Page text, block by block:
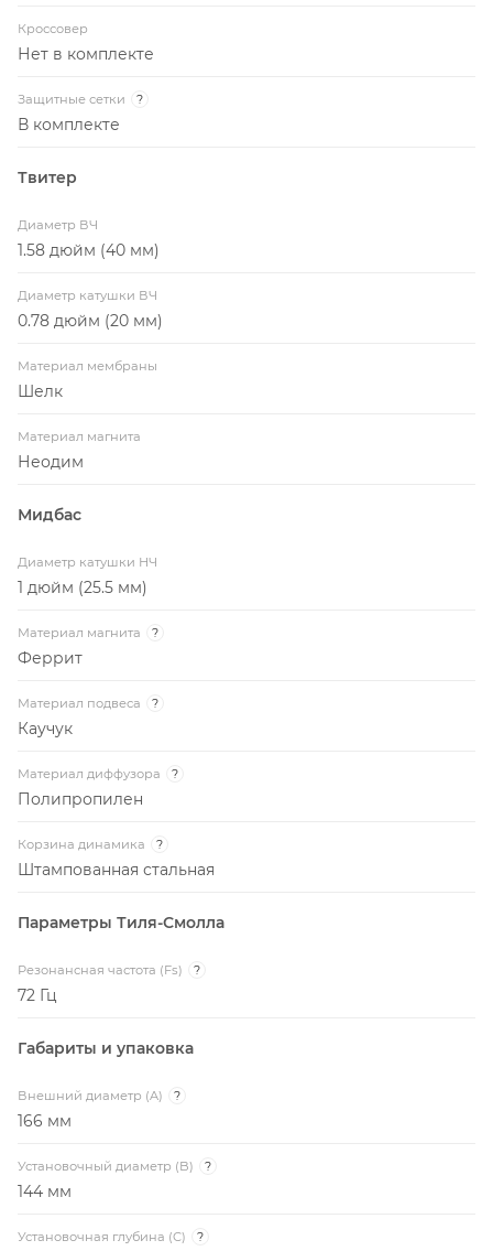
Кроссовер
Нет в комплекте
Защитные сетки ?
В комплекте
Твитер
Диаметр ВЧ
1.58 дюйм (40 мм)
Диаметр катушки ВЧ
0.78 дюйм (20 мм)
Материал мембраны
Шелк
Материал магнита
Неодим
Мидбас
Диаметр катушки НЧ
1 дюйм (25.5 мм)
Материал магнита ?
Феррит
Материал подвеса ?
Каучук
Материал диффузора ?
Полипропилен
Корзина динамика ?
Штампованная стальная
Параметры Тиля-Смолла
Резонансная частота (Fs) ?
72 Гц
Габариты и упаковка
Внешний диаметр (A) ?
166 мм
Установочный диаметр (B) ?
144 мм
Установочная глубина (C) ?